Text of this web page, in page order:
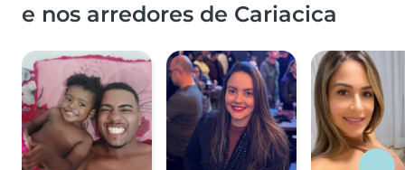
e nos arredores de Cariacica